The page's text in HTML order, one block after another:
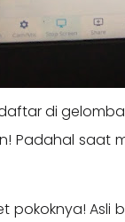
di
Padahal saat
pokoknya! Asli